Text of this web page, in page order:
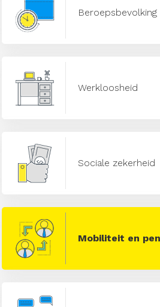
Beroepsbevolking
Werkloosheid
Sociale zekerheid
Mobiliteit en